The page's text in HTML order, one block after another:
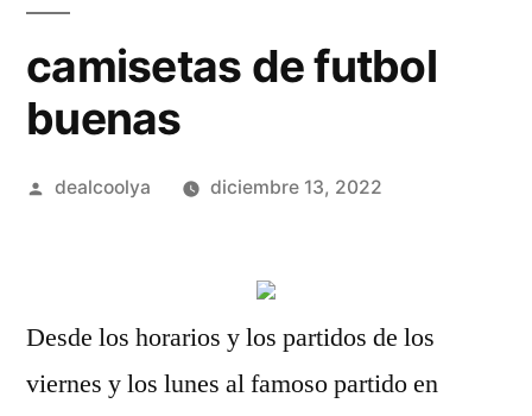
camisetas de futbol
buenas
Publicado
dealcoolya diciembre 13, 2022
Desde los horarios y los partidos de los
viernes y los lunes al famoso partido en